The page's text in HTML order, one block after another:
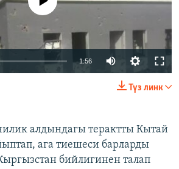
1:56
Түз линк
алдындагы терактты Кытай
ага тиешеси барларды
бийлигинен талап